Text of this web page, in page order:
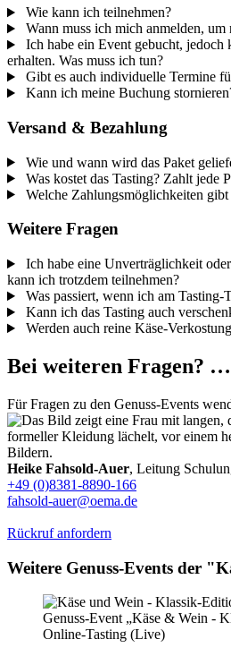
Wie kann ich teilnehmen?
Wann muss ich mich anmelden,
Ich habe ein Event gebucht, jedoch
erhalten. Was muss ich tun?
Gibt es auch individuelle Termine
Kann ich meine Buchung
Versand & Bezahlung
Wie und wann wird das Paket
Was kostet das Tasting? Zahlt jede
Welche Zahlungsmöglichkeiten gibt
Weitere Fragen
Ich habe eine Unverträglichkeit
kann ich trotzdem teilnehmen?
Was passiert, wenn ich am Tasting-
Kann ich das Tasting auch
Werden auch reine Käse-
Bei weiteren Fragen?
Für Fragen zu den Genuss-Events
Heike Fahsold-Auer, Leitung
+49 (0)8381-8890-166
fahsold-auer@oema.de
Rückruf anfordern
Weitere Genuss-Events der
Genuss-Event „Käse & Wein -
Online-Tasting (Live)